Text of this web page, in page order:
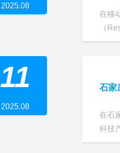
在移
（
2025.08
石家
在石
科技
11
2025.08